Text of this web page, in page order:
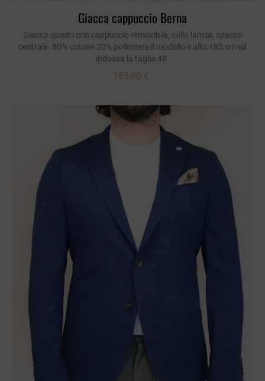
Giacca cappuccio Berna
Giacca quadri con cappuccio removibile, collo lancia, spacco
centrale. 80% cotone 20% poliestere il modello è alto 185 cm ed
indossa la taglia 48.
185,00 €